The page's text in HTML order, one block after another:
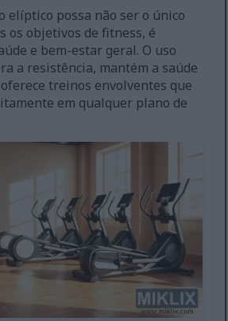
elíptico possa não ser o único
os objetivos de fitness, é
e bem-estar geral. O uso
a resistência, mantém a saúde
treinos envolventes que
em qualquer plano de